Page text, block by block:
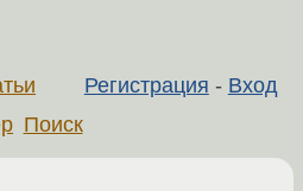
Регистрация - Вход
Поиск